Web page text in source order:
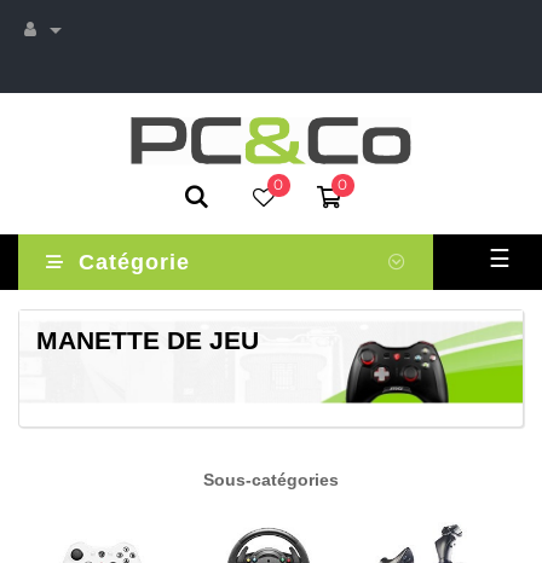

0 0
Catégorie ☰
MANETTE DE JEU
Sous-catégories